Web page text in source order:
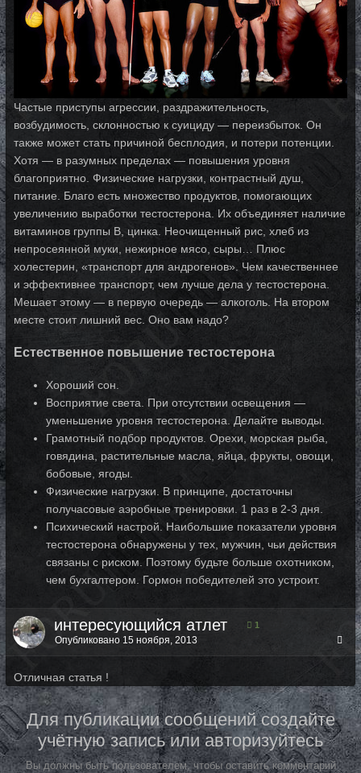
Частые приступы агрессии, раздражительность,
возбудимость, склонностью к суициду — переизбыток. Он
также может стать причиной бесплодия, и потери потенции.
Хотя — в разумных пределах — повышения уровня
благоприятно. Физические нагрузки, контрастный душ,
питание. Благо есть множество продуктов, помогающих
увеличению выработки тестостерона. Их объединяет наличие
витаминов группы В, цинка. Неочищенный рис, хлеб из
непросеянной муки, нежирное мясо, сыры… Плюс
холестерин, «транспорт для андрогенов». Чем качественнее
и эффективнее транспорт, чем лучше дела у тестостерона.
Мешает этому — в первую очередь — алкоголь. На втором
месте стоит лишний вес. Оно вам надо?
Естественное повышение тестостерона
Хороший сон.
Восприятие света. При отсутствии освещения —
уменьшение уровня тестостерона. Делайте выводы.
Грамотный подбор продуктов. Орехи, морская рыба,
говядина, растительные масла, яйца, фрукты, овощи,
бобовые, ягоды.
Физические нагрузки. В принципе, достаточны
получасовые аэробные тренировки. 1 раз в 2-3 дня.
Психический настрой. Наибольшие показатели уровня
тестостерона обнаружены у тех, мужчин, чьи действия
связаны с риском. Поэтому будьте больше охотником,
чем бухгалтером. Гормон победителей это устроит.
интересующийся атлет 1
Опубликовано 15 ноября, 2013
Отличная статья !
Для публикации сообщений создайте
учётную запись или авторизуйтесь
Вы должны быть пользователем, чтобы оставить комментарий